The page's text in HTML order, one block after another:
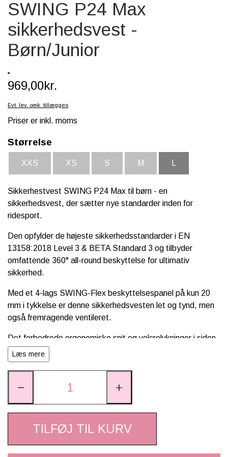
SCHLEICH® HEST & TILBEHØR
SKOLE, KREA & TILBEHØR
TASKER & PUNGE
SWING P24 Max
sikkerhedsvest -
Børn/Junior
969,00kr.
Evt. lev. omk. tillægges
Priser er inkl. moms
Størrelse
XXS XS S M
Sikkerhestvest SWING P24 Max til børn - en
sikkerhedsvest, der sætter nye standarder inden for
ridesport.
Den opfylder de højeste sikkerhedsstandarder i EN
13158:2018 Level 3 & BETA Standard 3 og tilbyder
omfattende 360° all-round beskyttelse for ultimativ
sikkerhed.
Med et 4-lags SWING-Flex beskyttelsespanel på kun 20
mm i tykkelse er denne sikkerhedsvesten let og tynd, men
også fremragende ventileret.
Det forbedrede ergonomiske snit og velcrolukninger i siden,
garanterer en optimal pasform, der tilpasser sig perfekt til
kroppen.
Det elastiske, lette og åndbare stof sikrer maksimal
Lynlåsen foran med SWING Safety Puller gør det nemt at
åbne og lukke, selv i nødstilfælde eller når du har handsker
aftagning. Derudover er side- og rygpanelerne aftagelige
Læs mere
− +
TILFØJ TIL KURV